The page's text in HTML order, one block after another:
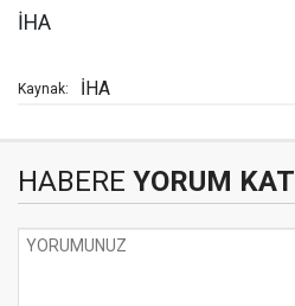
İHA
Kaynak: İHA
HABERE YORUM KAT